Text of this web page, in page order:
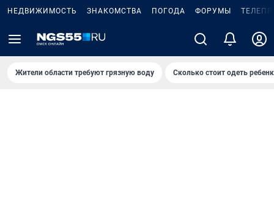
НЕДВИЖИМОСТЬ ЗНАКОМСТВА ПОГОДА ФОРУМЫ
Жители области требуют грязную воду Сколько стоит одеть